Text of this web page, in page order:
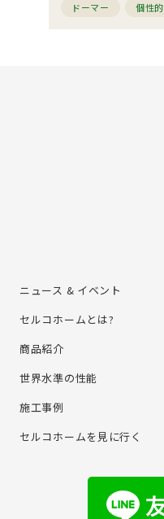
ドーマー 個性的
ニュース & イベント
セルコホームとは?
商品紹介
世界水準の性能
施⼯事例
セルコホームを⾒に⾏く